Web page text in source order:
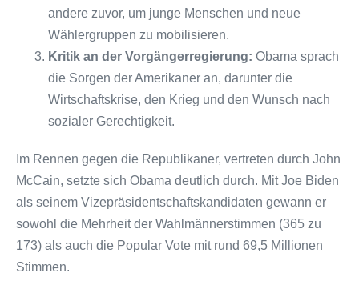
andere zuvor, um junge Menschen und neue
Wählergruppen zu mobilisieren.
Kritik an der Vorgängerregierung: Obama sprach
die Sorgen der Amerikaner an, darunter die
Wirtschaftskrise, den Krieg und den Wunsch nach
sozialer Gerechtigkeit.
Im Rennen gegen die Republikaner, vertreten durch John
McCain, setzte sich Obama deutlich durch. Mit Joe Biden
als seinem Vizepräsidentschaftskandidaten gewann er
sowohl die Mehrheit der Wahlmännerstimmen (365 zu
173) als auch die Popular Vote mit rund 69,5 Millionen
Stimmen.